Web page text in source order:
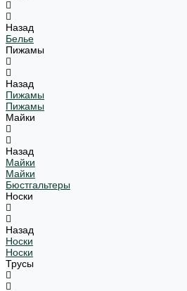
Назад
Белье
Пижамы
Назад
Пижамы
Пижамы
Майки
Назад
Майки
Майки
Бюстгальтеры
Носки
Назад
Носки
Носки
Трусы